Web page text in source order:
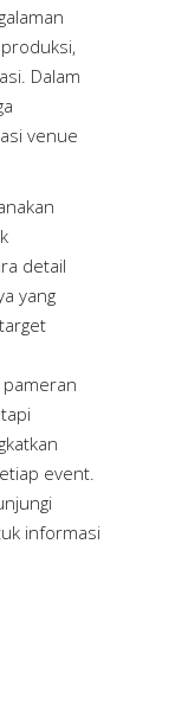
Dalam
venue
detail
yang
event.
informasi